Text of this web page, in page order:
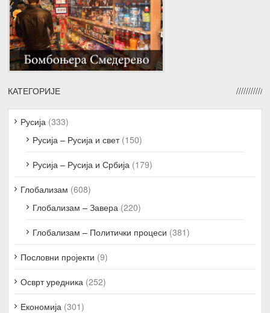
КАТЕГОРИЈЕ
Русија (333)
Русија – Русија и свет(150)
Русија – Русија и Србија (179)
Глобализам (608)
Глобализам – Завера (220)
Глобализам – Политички процеси (381)
Пословни пројекти (9)
Осврт уредника (252)
Економија (301)